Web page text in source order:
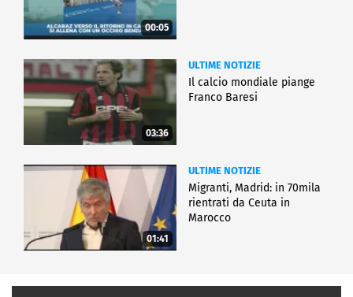
00:05
03:36
ULTIME NOTIZIE
Il calcio mondiale piange
Franco Baresi
01:41
ULTIME NOTIZIE
Migranti, Madrid: in 70mila
rientrati da Ceuta in
Marocco